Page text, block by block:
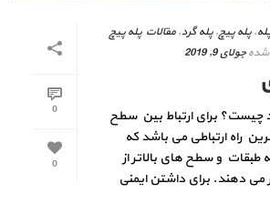
0
0
,پله پیچ,پله گرد,مقالات پله پیچ
شده جولای 9, 2019
چیست؟ برای ارتباط بین سطح
راه ارتباطی می باشد که
طبقات و سطح های بالاتر از
می دهند. برای داشتن ایمنی